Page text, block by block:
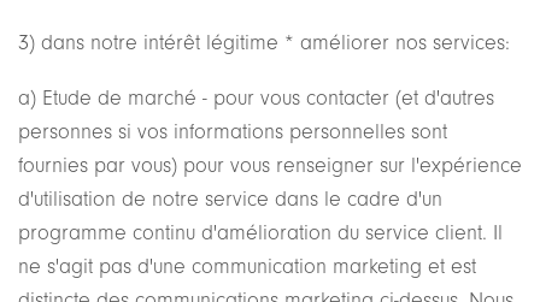
3) dans notre intérêt légitime * améliorer nos services:
a) Etude de marché - pour vous contacter (et d'autres
personnes si vos informations personnelles sont
fournies par vous) pour vous renseigner sur l'expérience
d'utilisation de notre service dans le cadre d'un
programme continu d'amélioration du service client. Il
ne s'agit pas d'une communication marketing et est